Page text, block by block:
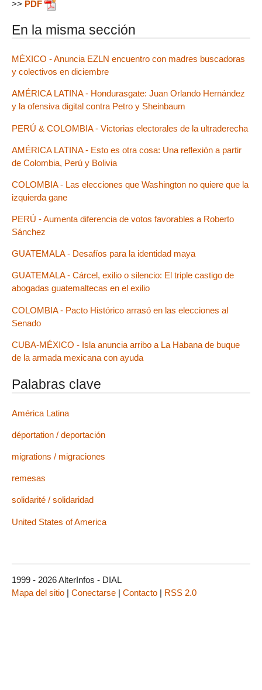
>> PDF
En la misma sección
MÉXICO - Anuncia EZLN encuentro con madres buscadoras
y colectivos en diciembre
AMÉRICA LATINA - Hondurasgate: Juan Orlando Hernández
y la ofensiva digital contra Petro y Sheinbaum
PERÚ & COLOMBIA - Victorias electorales de la ultraderecha
AMÉRICA LATINA - Esto es otra cosa: Una reflexión a partir
de Colombia, Perú y Bolivia
COLOMBIA - Las elecciones que Washington no quiere que la
izquierda gane
PERÚ - Aumenta diferencia de votos favorables a Roberto
Sánchez
GUATEMALA - Desafíos para la identidad maya
GUATEMALA - Cárcel, exilio o silencio: El triple castigo de
abogadas guatemaltecas en el exilio
COLOMBIA - Pacto Histórico arrasó en las elecciones al
Senado
CUBA-MÉXICO - Isla anuncia arribo a La Habana de buque
de la armada mexicana con ayuda
Palabras clave
América Latina
déportation / deportación
migrations / migraciones
remesas
solidarité / solidaridad
United States of America
1999 - 2026 AlterInfos - DIAL
Mapa del sitio | Conectarse | Contacto | RSS 2.0